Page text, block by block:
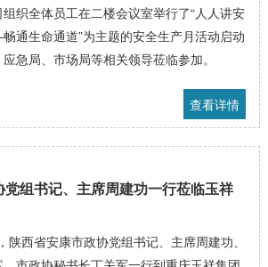
织全体员工在二楼会议室举行了“人人讲安
通生命通道”为主题的安全生产月活动启动
急局、市场局等相关领导莅临参加。
查看详情
组书记、主席周建功一行莅临玉祥
陕西省安康市政协党组书记、主席周建功、